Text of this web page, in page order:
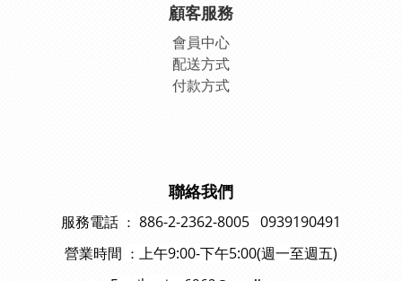
顧客服務
會員中心
配送方式
付款方式
聯絡我們
服務電話 ： 886-2-2362-8005 0939190491
營業時間 ： 上午9:00-下午5:00(週一至週五)